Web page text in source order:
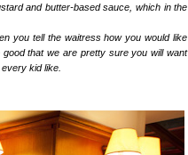
and butter-based sauce , which in the
you tell the waitress how you would like
that we are pretty sure you will want
kid like.